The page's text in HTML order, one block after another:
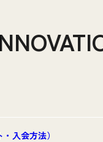
入会方法）